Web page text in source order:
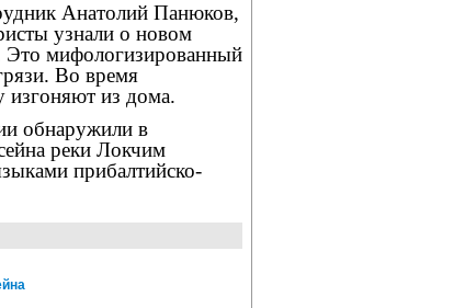
Анатолий Панюков,
узнали о новом
Это мифологизированный
Во время
изгоняют из дома.
обнаружили в
реки Локчим
прибалтийско-